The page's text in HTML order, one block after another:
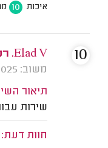
איכות 10
Elad V. רמת גן.
משוב: 09/06/2025
תיאור
שירות
חוות דעת:
10